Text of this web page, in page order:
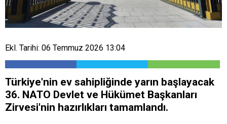
Ekl. Tarihi: 06 Temmuz 2026 13:04
Türkiye'nin ev sahipliğinde yarın başlayacak
36. NATO Devlet ve Hükümet Başkanları
Zirvesi'nin hazırlıkları tamamlandı.